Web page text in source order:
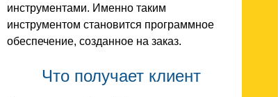
инструментами. Именно таким
инструментом становится программное
обеспечение, созданное на заказ.
Что получает клиент